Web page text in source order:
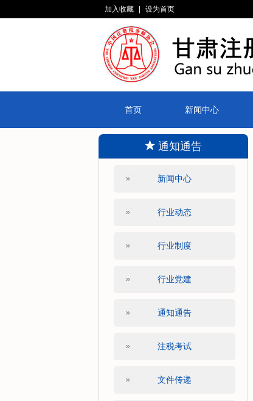
加入收藏 设为首页
首页 新闻中心
通知通告
新闻中心
行业动态
行业制度
行业党建
通知通告
注税考试
文件传递